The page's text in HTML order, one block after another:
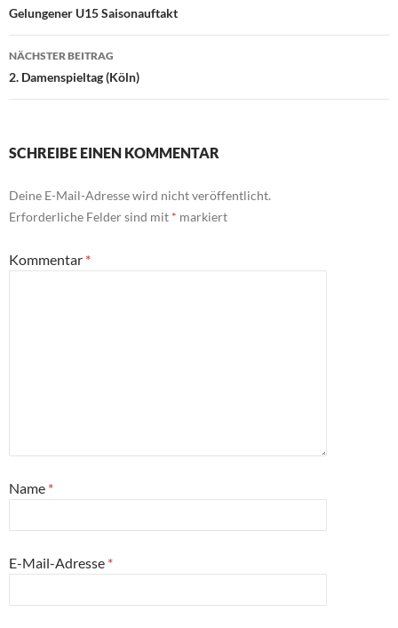
Gelungener U15 Saisonauftakt
NÄCHSTER BEITRAG
2. Damenspieltag (Köln)
SCHREIBE EINEN KOMMENTAR
Deine E-Mail-Adresse wird nicht veröffentlicht.
Erforderliche Felder sind mit * markiert
Kommentar *
Name *
E-Mail-Adresse *